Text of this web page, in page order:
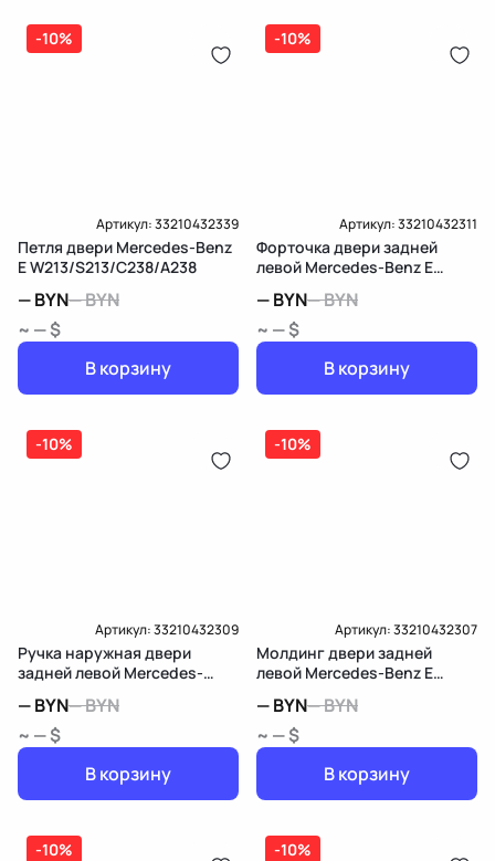
-10%
Артикул:33210432339
Петля двери Mercedes-Benz
E W213/S213/C238/A238
—BYN—BYN
~ — $
В корзину
-10%
Артикул:33210432311
Форточка двери задней
левой Mercedes-Benz E
—BYN—BYN
~ — $
В корзину
-10%
Артикул:33210432309
Ручка наружная двери
задней левой Mercedes-
—BYN—BYN
~ — $
В корзину
-10%
Артикул:33210432307
Молдинг двери задней
левой Mercedes-Benz E
—BYN—BYN
~ — $
В корзину
-10% -10%